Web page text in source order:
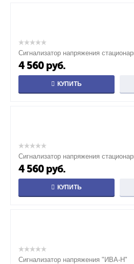
Сигнализатор напряжения
4 560 руб.
КУПИТЬ
Сигнализатор напряжения
4 560 руб.
КУПИТЬ
Сигнализатор напряжения "ИВА-Н"